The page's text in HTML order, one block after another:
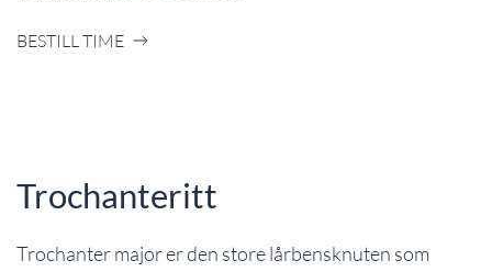
BESTILL TIME
Trochanteritt
Trochanter major er den store lårbensknuten som